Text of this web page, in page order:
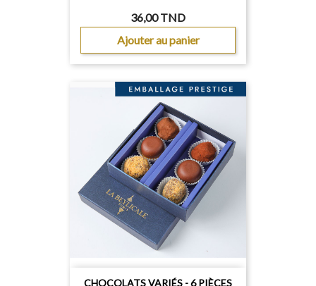
36,00 TND
Ajouter au panier
CHOCOLATS VARIÉS - 6 PIÈCES